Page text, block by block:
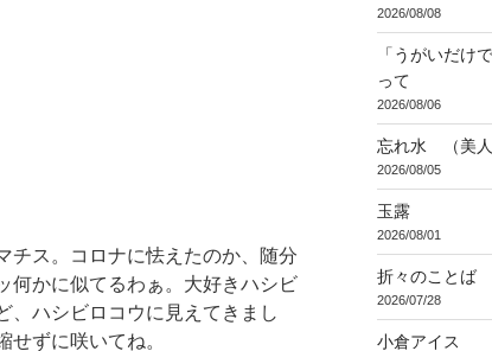
チス。コロナに怯えたのか、随分
何かに似てるわぁ。大好きハシビ
、ハシビロコウに見えてきまし
せずに咲いてね。
2026/08/08
「うがいだけ
って
2026/08/06
忘れ水 （美人
2026/08/05
玉露
2026/08/01
折々のことば
2026/07/28
小倉アイス